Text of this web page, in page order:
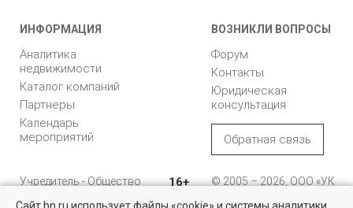
ИНФОРМАЦИЯ
Аналитика
недвижимости
Каталог компаний
Партнеры
Календарь
мероприятий
ВОЗНИКЛИ ВОПРОСЫ
Форум
Контакты
Юридическая
консультация
Обратная связь
Учредитель - Общество
16+
© 2005 – 2026, ООО «УК